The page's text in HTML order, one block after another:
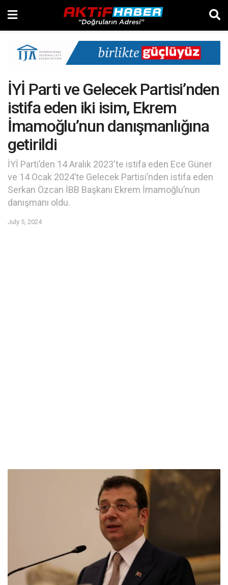
İYİ Parti ve Gelecek Partisi’nden
istifa eden iki isim, Ekrem
İmamoğlu’nun danışmanlığına
getirildi
İYİ Parti’den 14 Aralık 2023'te istifa eden Ece Güner
ve 14 Ocak 2024’te Gelecek Partisi’nden istifa eden
Serkan Özcan İBB Başkanı Ekrem İmamoğlu’nun
danışmanı oldu.
July 5, 2024